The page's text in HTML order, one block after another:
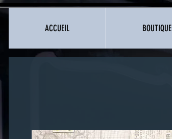
ACCUEIL BOUTIQUE